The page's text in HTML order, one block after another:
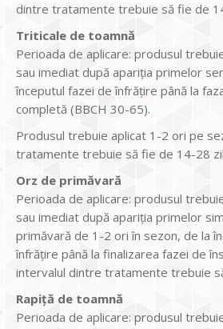
dintre tratamente trebuie să fie de
Triticale de toamnă
Perioada de aplicare: produsul
sau imediat după apariția primelor
începutul fazei de înfrățire până la
completă (BBCH 30-65).
Produsul trebuie aplicat 1-2 ori pe
tratamente trebuie să fie de 14-28
Orz de primăvară
Perioada de aplicare: produsul
sau imediat după apariția primelor
primăvară de 1-2 ori în sezon, de la
înfrățire până la finalizarea fazei de
intervalul dintre tratamente trebuie
Rapiță de toamnă
Perioada de aplicare: produsul